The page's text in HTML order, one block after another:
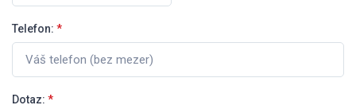
Telefon: *
Dotaz: *